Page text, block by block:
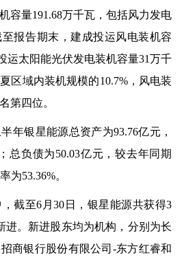
容量191.68万千瓦，包括风力发电
报告期末，建成投运风电装机容
运太阳能光伏发电装机容量31万千
区域内装机规模的10.7%，风电装
第四位。
年银星能源总资产为93.76亿元，
总负债为50.03亿元，较去年同期
为53.36%。
截至6月30日，银星能源共获得3
进。新进股东均为机构，分别为长
商银行股份有限公司-东方红睿和